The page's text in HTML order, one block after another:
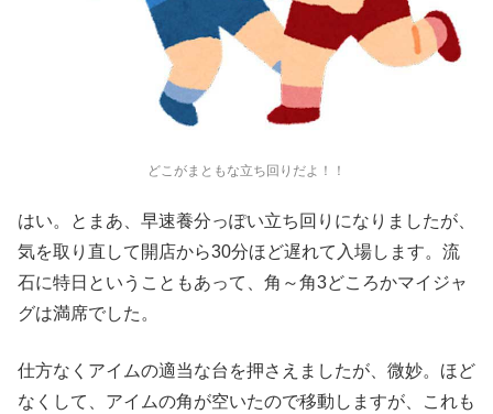
どこがまともな立ち回りだよ！！
はい。とまあ、早速養分っぽい立ち回りになりましたが、
気を取り直して開店から30分ほど遅れて入場します。流
石に特日ということもあって、角～角3どころかマイジャ
グは満席でした。
仕方なくアイムの適当な台を押さえましたが、微妙。ほど
なくして、アイムの角が空いたので移動しますが、これも